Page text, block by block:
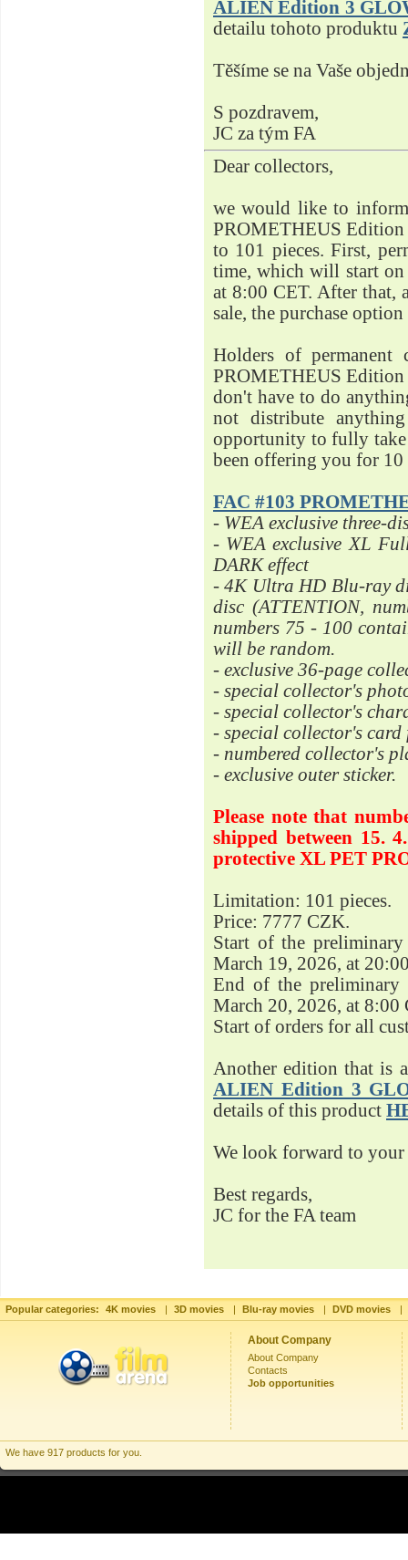
ALIEN Edition 3
detailu tohoto produktu
Těšíme se na Vaše
S pozdravem,
JC za tým FA
Dear collectors,
we would like to
PROMETHEUS
to 101 pieces. First,
time, which will start
at 8:00 CET. After that,
sale, the purchase
Holders of permanent
PROMETHEUS
don't have to do
not distribute
opportunity to fully take
been offering you for 10
FAC #103
- WEA exclusive three-
- WEA exclusive XL
DARK effect
- 4K Ultra HD Blu-ray
disc (ATTENTION,
numbers 75 - 100
will be random.
- exclusive 36-page
- special collector's
- special collector's
- special collector's card
- numbered collector's
- exclusive outer sticker.
Please note that
shipped between 15.
protective XL PET
Limitation: 101 pieces.
Price: 7777 CZK.
Start of the
March 19, 2026, at
End of the preliminary
March 20, 2026, at 8:00
Start of orders for all
Another edition that is
ALIEN Edition 3
details of this product
We look forward to
Best regards,
JC for the FA team
Popular categories: 4K movies | 3D movies | Blu-ray movies | DVD movies |
About Company
About Company
Contacts
Job opportunities
We have 917 products for you.